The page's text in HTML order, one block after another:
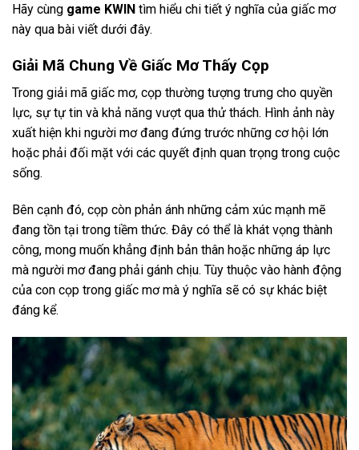
Hãy cùng game KWIN tìm hiểu chi tiết ý nghĩa của giấc mơ
này qua bài viết dưới đây.
Giải Mã Chung Về Giấc Mơ Thấy Cọp
Trong giải mã giấc mơ, cọp thường tượng trưng cho quyền
lực, sự tự tin và khả năng vượt qua thử thách. Hình ảnh này
xuất hiện khi người mơ đang đứng trước những cơ hội lớn
hoặc phải đối mặt với các quyết định quan trọng trong cuộc
sống.
Bên cạnh đó, cọp còn phản ánh những cảm xúc mạnh mẽ
đang tồn tại trong tiềm thức. Đây có thể là khát vọng thành
công, mong muốn khẳng định bản thân hoặc những áp lực
mà người mơ đang phải gánh chịu. Tùy thuộc vào hành động
của con cọp trong giấc mơ mà ý nghĩa sẽ có sự khác biệt
đáng kể.